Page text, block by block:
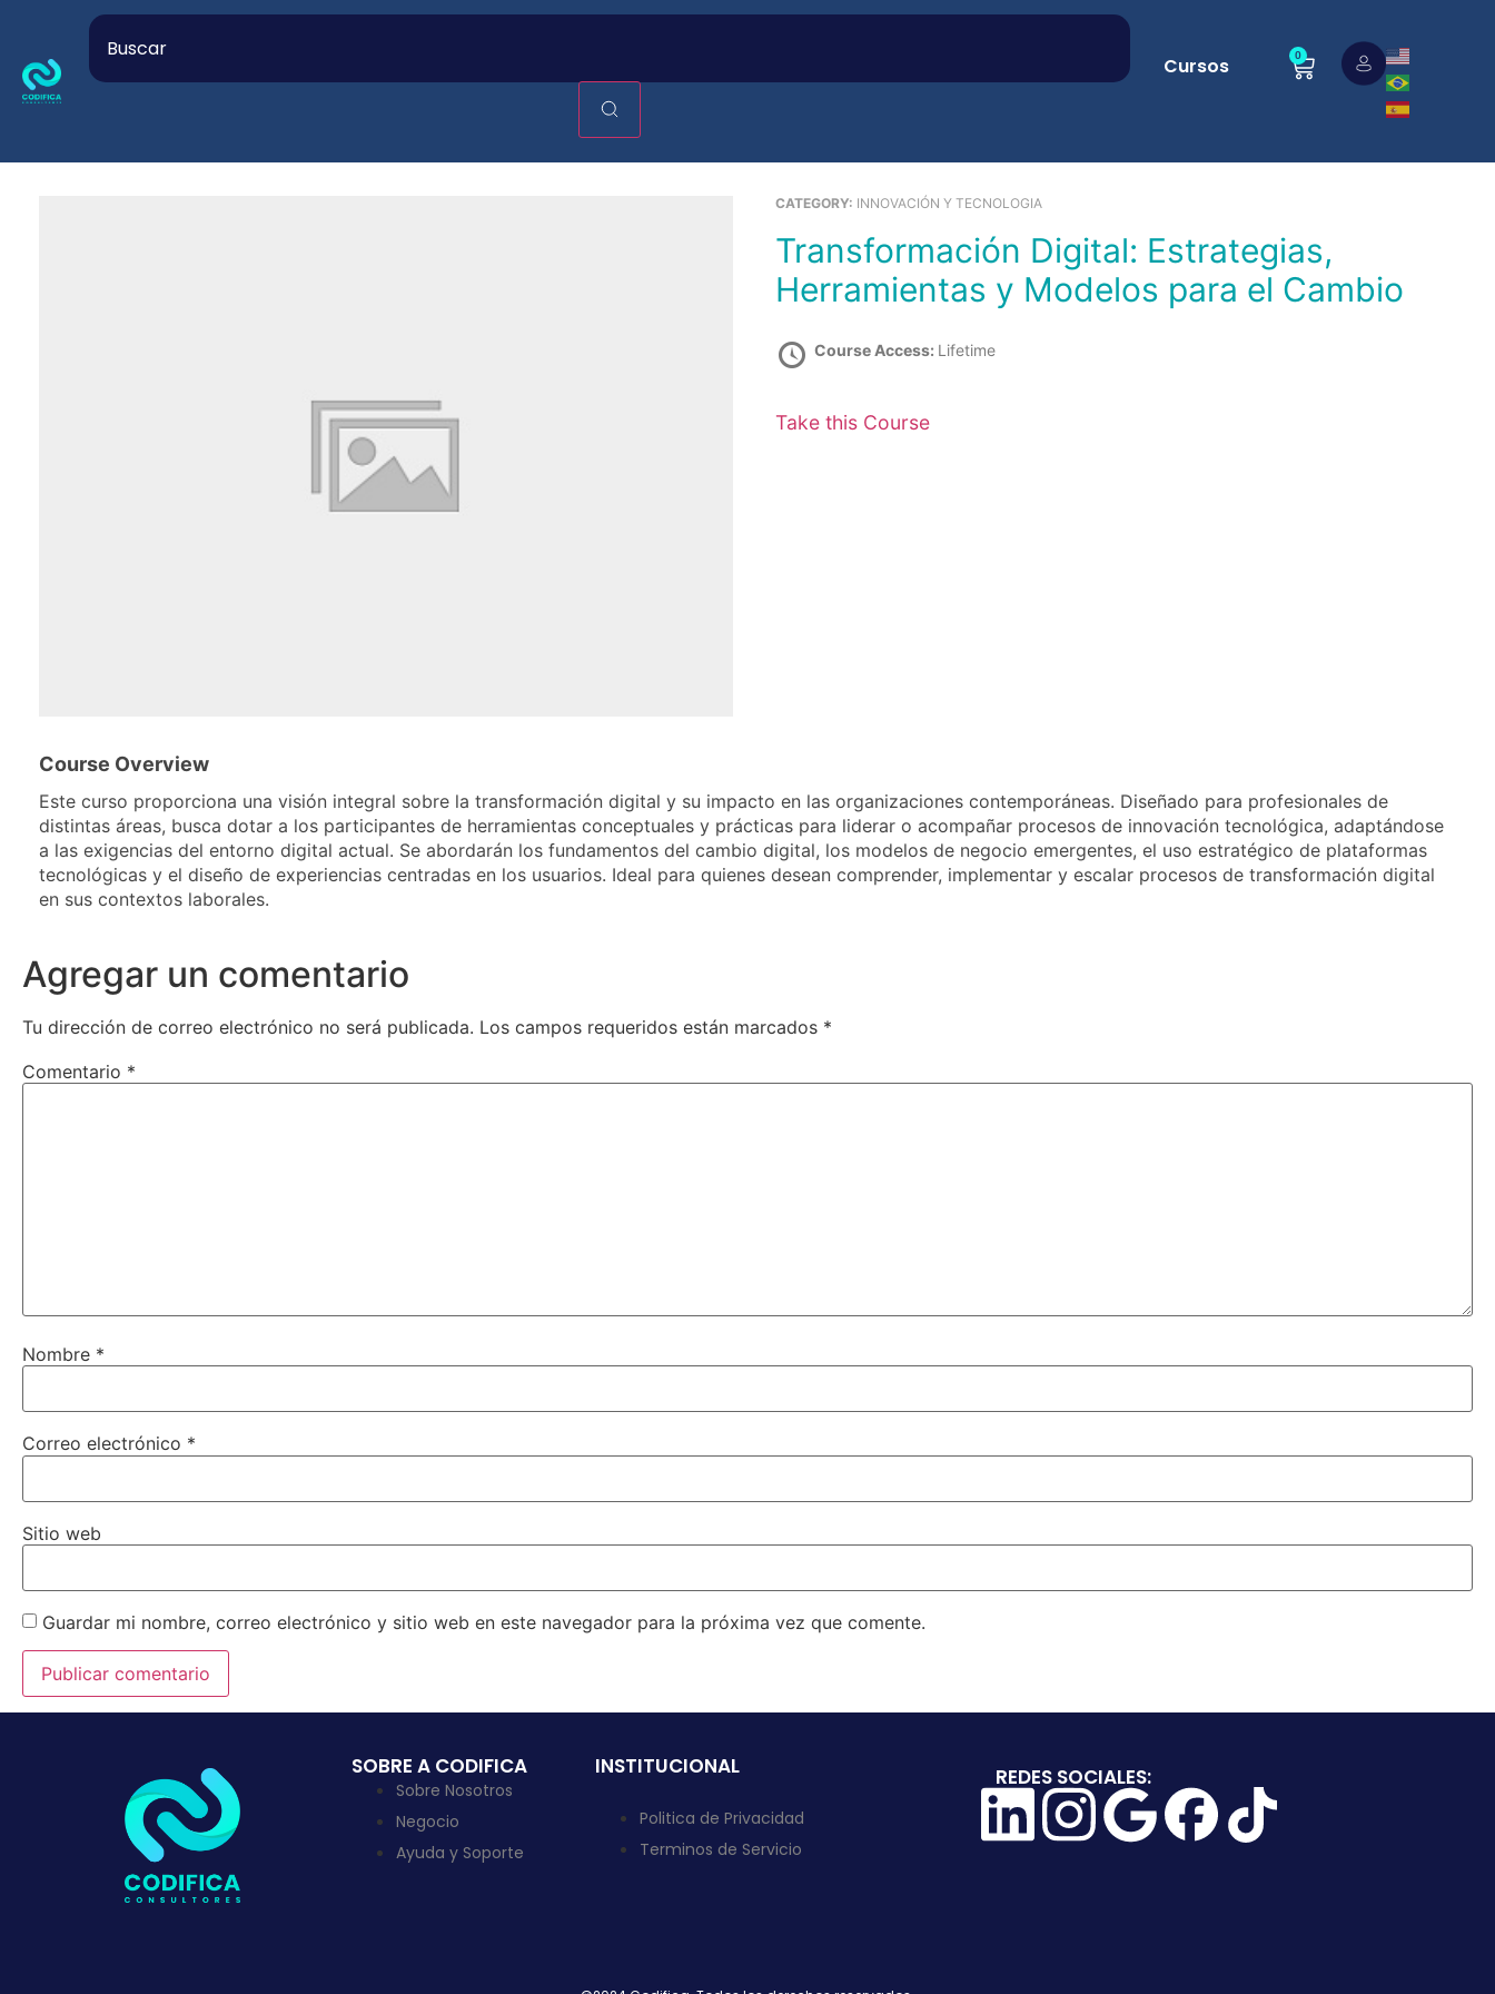
Cursos 0
CATEGORY: INNOVACIÓN Y TECNOLOGIA
Transformación Digital: Estrategias,
Herramientas y Modelos para el Cambio
Course Access: Lifetime
Take this Course
Course Overview
Este curso proporciona una visión integral sobre la transformación digital y su impacto en las organizaciones contemporáneas. Diseñado para profesionales de
distintas áreas, busca dotar a los participantes de herramientas conceptuales y prácticas para liderar o acompañar procesos de innovación tecnológica, adaptándose
a las exigencias del entorno digital actual. Se abordarán los fundamentos del cambio digital, los modelos de negocio emergentes, el uso estratégico de plataformas
tecnológicas y el diseño de experiencias centradas en los usuarios. Ideal para quienes desean comprender, implementar y escalar procesos de transformación digital
en sus contextos laborales.
Agregar un comentario
Tu dirección de correo electrónico no será publicada. Los campos requeridos están marcados *
Comentario *
Nombre *
Correo electrónico *
Sitio web
Guardar mi nombre, correo electrónico y sitio web en este navegador para la próxima vez que comente.
SOBRE A CODIFICA
Sobre Nosotros
Negocio
Ayuda y Soporte
INSTITUCIONAL
Politica de Privacidad
Terminos de Servicio
REDES SOCIALES: